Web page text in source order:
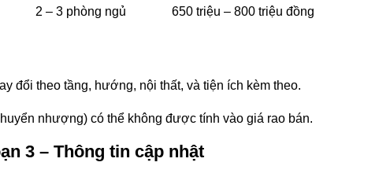
2 – 3 phòng ngủ 650 triệu – 800 triệu đồng
đổi theo tầng, hướng, nội thất, và tiện ích kèm theo.
nhượng) có thể không được tính vào giá rao bán.
3 – Thông tin cập nhật